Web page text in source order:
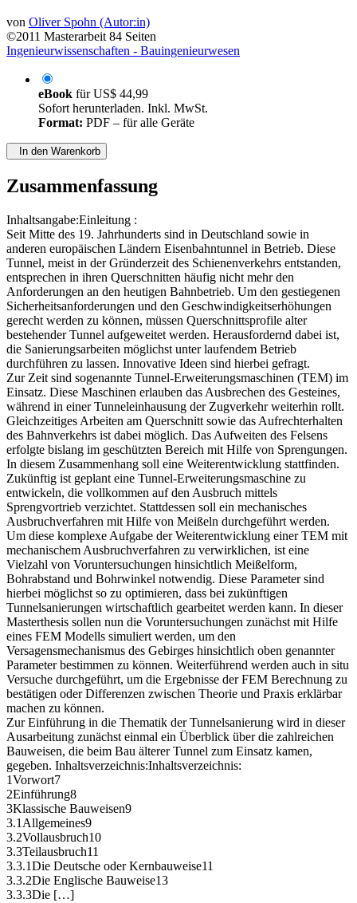
von Oliver Spohn (Autor:in)
©2011 Masterarbeit 84 Seiten
Ingenieurwissenschaften - Bauingenieurwesen
eBook fürUS$ 44,99
Sofort herunterladen. Inkl. MwSt.
Format: PDF – für alle Geräte
In den Warenkorb
Zusammenfassung
Inhaltsangabe:Einleitung :
Seit Mitte des 19. Jahrhunderts sind in Deutschland sowie in
anderen europäischen Ländern Eisenbahntunnel in Betrieb. Diese
Tunnel, meist in der Gründerzeit des Schienenverkehrs entstanden,
entsprechen in ihren Querschnitten häufig nicht mehr den
Anforderungen an den heutigen Bahnbetrieb. Um den gestiegenen
Sicherheitsanforderungen und den Geschwindigkeitserhöhungen
gerecht werden zu können, müssen Querschnittsprofile alter
bestehender Tunnel aufgeweitet werden. Herausfordernd dabei ist,
die Sanierungsarbeiten möglichst unter laufendem Betrieb
durchführen zu lassen. Innovative Ideen sind hierbei gefragt.
Zur Zeit sind sogenannte Tunnel-Erweiterungsmaschinen (TEM) im
Einsatz. Diese Maschinen erlauben das Ausbrechen des Gesteines,
während in einer Tunneleinhausung der Zugverkehr weiterhin rollt.
Gleichzeitiges Arbeiten am Querschnitt sowie das Aufrechterhalten
des Bahnverkehrs ist dabei möglich. Das Aufweiten des Felsens
erfolgte bislang im geschützten Bereich mit Hilfe von Sprengungen.
In diesem Zusammenhang soll eine Weiterentwicklung stattfinden.
Zukünftig ist geplant eine Tunnel-Erweiterungsmaschine zu
entwickeln, die vollkommen auf den Ausbruch mittels
Sprengvortrieb verzichtet. Stattdessen soll ein mechanisches
Ausbruchverfahren mit Hilfe von Meißeln durchgeführt werden.
Um diese komplexe Aufgabe der Weiterentwicklung einer TEM mit
mechanischem Ausbruchverfahren zu verwirklichen, ist eine
Vielzahl von Voruntersuchungen hinsichtlich Meißelform,
Bohrabstand und Bohrwinkel notwendig. Diese Parameter sind
hierbei möglichst so zu optimieren, dass bei zukünftigen
Tunnelsanierungen wirtschaftlich gearbeitet werden kann. In dieser
Masterthesis sollen nun die Voruntersuchungen zunächst mit Hilfe
eines FEM Modells simuliert werden, um den
Versagensmechanismus des Gebirges hinsichtlich oben genannter
Parameter bestimmen zu können. Weiterführend werden auch in situ
Versuche durchgeführt, um die Ergebnisse der FEM Berechnung zu
bestätigen oder Differenzen zwischen Theorie und Praxis erklärbar
machen zu können.
Zur Einführung in die Thematik der Tunnelsanierung wird in dieser
Ausarbeitung zunächst einmal ein Überblick über die zahlreichen
Bauweisen, die beim Bau älterer Tunnel zum Einsatz kamen,
gegeben. Inhaltsverzeichnis:Inhaltsverzeichnis:
1Vorwort7
2Einführung8
3Klassische Bauweisen9
3.1Allgemeines9
3.2Vollausbruch10
3.3Teilausbruch11
3.3.1Die Deutsche oder Kernbauweise11
3.3.2Die Englische Bauweise13
3.3.3Die […]